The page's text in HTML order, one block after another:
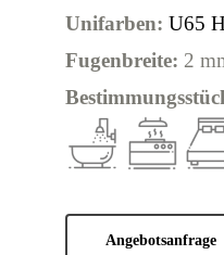
Unifarben:U65
Fugenbreite: 2
Angebotsanfrage